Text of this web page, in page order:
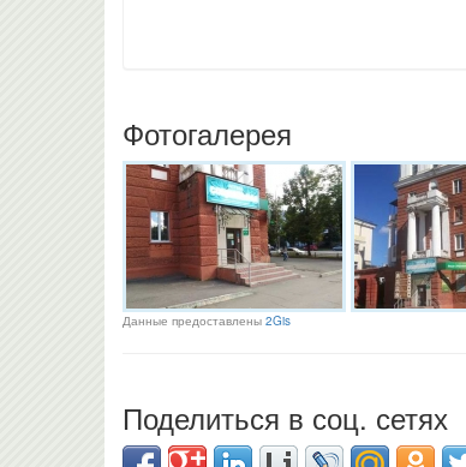
Фотогалерея
Данные предоставлены 2Gis
Поделиться в соц. сетях